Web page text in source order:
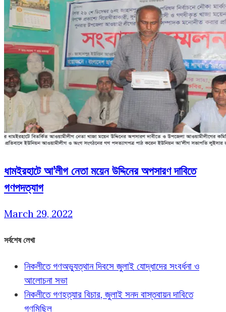
ধামইরহাটে আ’লীগ নেতা ময়েন উদ্দিনের অপসারণ দাবিতে
গণপদত্যাগ
March 29, 2022
সর্বশেষ লেখা
নিকলীতে গণঅভ্যুত্থান দিবসে জুলাই যোদ্ধাদের সংবর্ধনা ও
আলোচনা সভা
নিকলীতে গণহত্যার বিচার, জুলাই সনদ বাস্তবায়ন দাবিতে
গণমিছিল